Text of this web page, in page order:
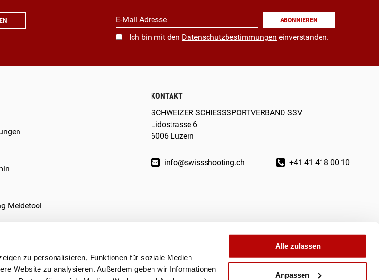
zu personalisieren, Funktionen für soziale Medien
Website zu analysieren. Außerdem geben wir Informationen
Alle zulassen
Anpassen
E-Mail Adresse ABONNIEREN
Ich bin mit den Datenschutzbestimmungen einverstanden.
Meldetool
KONTAKT
SCHWEIZER SCHIESSSPORTVERBAND SSV
Lidostrasse 6
6006 Luzern
info@swissshooting.ch +41 41 418 00 10